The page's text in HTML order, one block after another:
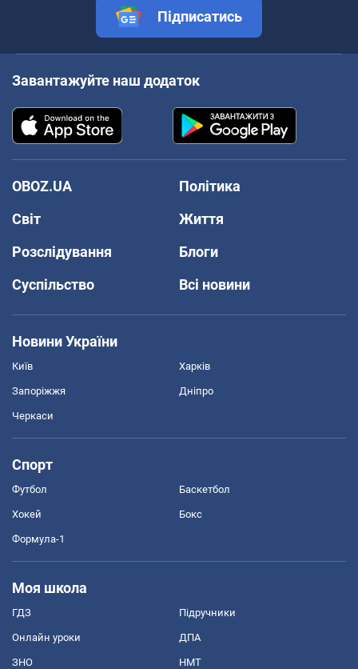
Підписатись
Завантажуйте наш додаток
OBOZ.UA
Політика
Світ
Життя
Розслідування
Блоги
Суспільство
Всі новини
Новини України
Київ Харків
Запоріжжя Дніпро
Черкаси
Спорт
Футбол Баскетбол
Хокей Бокс
Формула-1
Моя школа
ГДЗ Підручники
Онлайн уроки ДПА
ЗНО НМТ